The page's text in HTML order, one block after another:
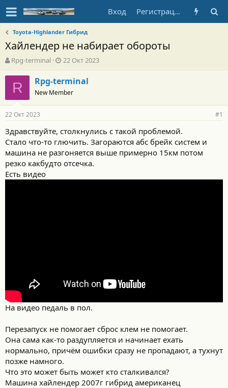
Вход Регистрация
Toyota-Highlander Гибрид
Хайлендер не набирает обороты
А
в
т
о
т
е
м
ы
Rpg-terminal
Д
а
т
а
н
а
а
л
а
22 Окт 2023
R Rpg-terminal
New Member
22 Окт 2023 #1
Здравствуйте, столкнулись с такой проблемой.
Стало что-то глючить. Загораются абс брейк систем и
машина не разгоняется выше примерно 15км потом
резко какбудто отсечка.
Есть видео
На видео педаль в пол.
Перезапуск не помогает сброс клем не помогает.
Она сама как-то раздупляется и начинает ехать
нормально, причём ошибки сразу не пропадают, а тухнут
позже намного.
Что это может быть может кто сталкивался?
Машина хайлендер 2007г гибрид американец